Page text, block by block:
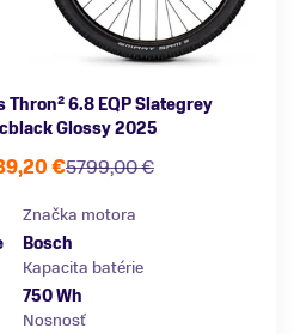
6.8 EQP Slategrey
Glossy 2025
5799,00 €
€
Značka motora
Bosch
Kapacita batérie
750 Wh
Nosnosť